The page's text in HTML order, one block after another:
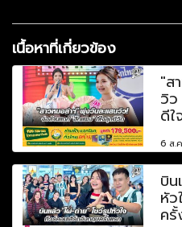
เนื้อหาที่เกี่ยวข้อง
"ส
วิ
ดี
6 ส.
บิ
หั
ค